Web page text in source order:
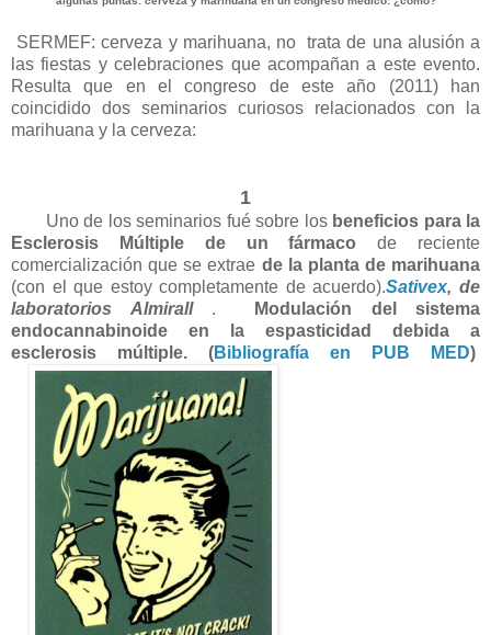
SERMEF: cerveza y marihuana, no trata de una alusión a
las fiestas y celebraciones que acompañan a este evento.
Resulta que en el congreso de este año (2011) han
coincidido dos seminarios curiosos relacionados con la
marihuana y la cerveza:
1
Uno de los seminarios fué sobre los beneficios para la
Esclerosis Múltiple
de un fármaco de reciente
comercialización que se extrae de la planta de marihuana
(con el que estoy completamente de acuerdo).Sativex, de
laboratorios Almirall.
Modulación del sistema
endocannabinoide en la espasticidad debida a
esclerosis múltiple. (Bibliografía en PUB MED)